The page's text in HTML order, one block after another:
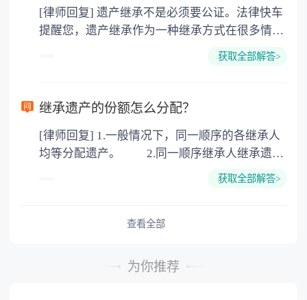
3. 印花税：按房屋评估价的0.05%缴纳 4. 土
地增值税：按房价1%缴纳 5. 房屋产权登记费：
[律师回复] 遗产继承不是必须要公证。法律快车
提醒您，遗产继承作为一种继承方式在很多情况
下都是不需要公证的，当然，如果需要公正的也
以防对财产继承发生纠纷，可以对遗产继承进行
公证。
获取全部解答>
继承遗产的份额怎么分配？
[律师回复] 1.一般情况下，同一顺序的各继承人
均等分配遗产。 2.同一顺序继承人继承遗产
或者与被继承人共同生活的继承人，分配遗产
的继承人，不尽扶养义务的，分配遗产时，应当
获取全部解答>
查看全部
为你推荐